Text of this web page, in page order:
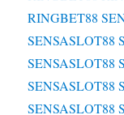
RINGBET88
SENSASLOT88
SENSASLOT88
SENSASLOT88
SENSASLOT88